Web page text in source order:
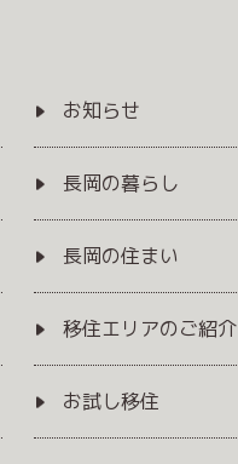
お知らせ
長岡の暮らし
長岡の住まい
移住エリアのご紹介
お試し移住